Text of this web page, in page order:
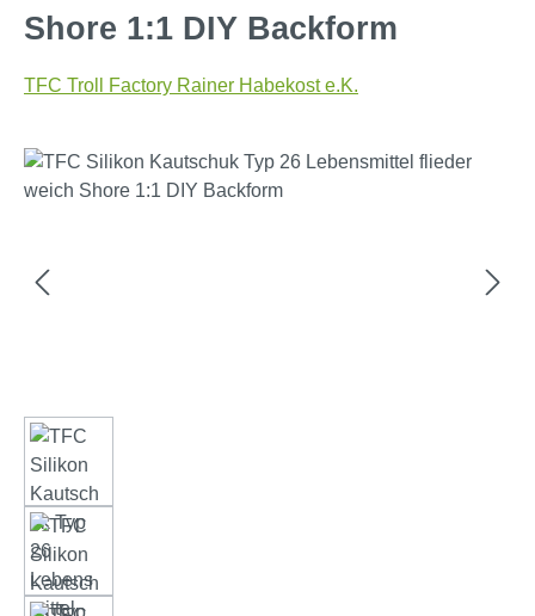
Shore 1:1 DIY Backform
TFC Troll Factory Rainer Habekost e.K.
Bildergalerie überspringen